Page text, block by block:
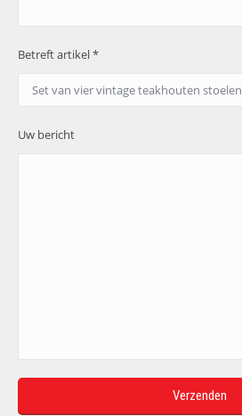
Betreft artikel *
Uw bericht